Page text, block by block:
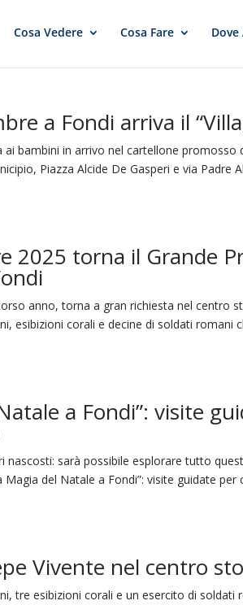
Cosa Vedere Cosa Fare
a Fondi arriva il
bambini in arrivo nel cartellone promosso
Piazza Alcide De Gasperi e via Padre
2025 torna il Grande
anno, torna a gran richiesta nel centro
esibizioni corali e decine di soldati romani
a Fondi”: visite
sarà possibile esplorare tutto
Magia del Natale a Fondi”: visite guidate
Vivente nel centro
tre esibizioni corali e un esercito di soldati